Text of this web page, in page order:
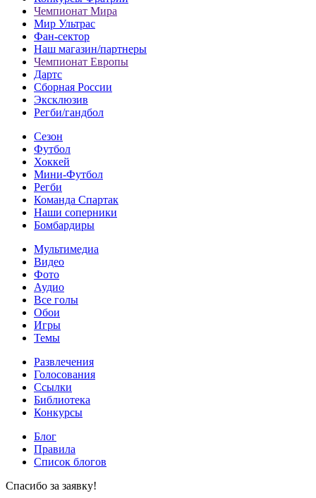
Чемпионат Мира
Мир Ультрас
Фан-cектор
Наш магазин/партнеры
Чемпионат Европы
Дартс
Сборная России
Эксклюзив
Регби/гандбол
Сезон
Футбол
Хоккей
Мини-Футбол
Регби
Команда Спартак
Наши соперники
Бомбардиры
Мультимедиа
Видео
Фото
Аудио
Все голы
Обои
Игры
Темы
Развлечения
Голосования
Ссылки
Библиотека
Конкурсы
Блог
Правила
Список блогов
Спасибо за заявку!